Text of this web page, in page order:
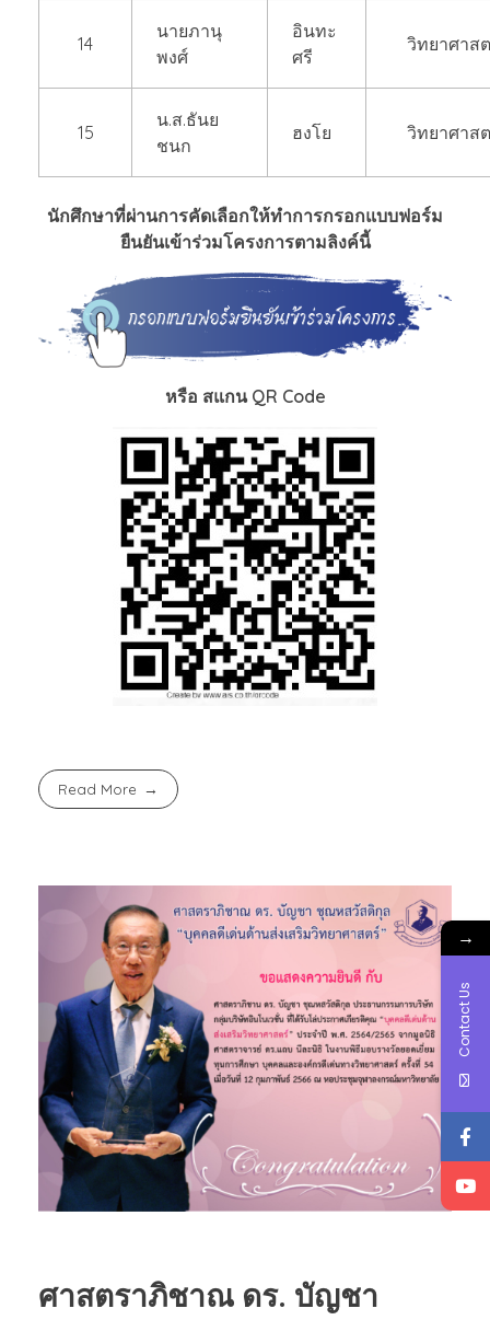
14
นายภานุ
พงศ์
อินทะ
ศรี
วิทยาศาส
15
น.ส.ธันย
ชนก
ฮงโย วิทยาศาส
นักศึกษาที่ผ่านการคัดเลือกให้ทำการกรอกแบบฟอร์ม
ยืนยันเข้าร่วมโครงการตามลิงค์นี้
หรือ สแกน QR Code
Read More
ศาสตราภิชาณ ดร. บัญชา
→
Contact Us